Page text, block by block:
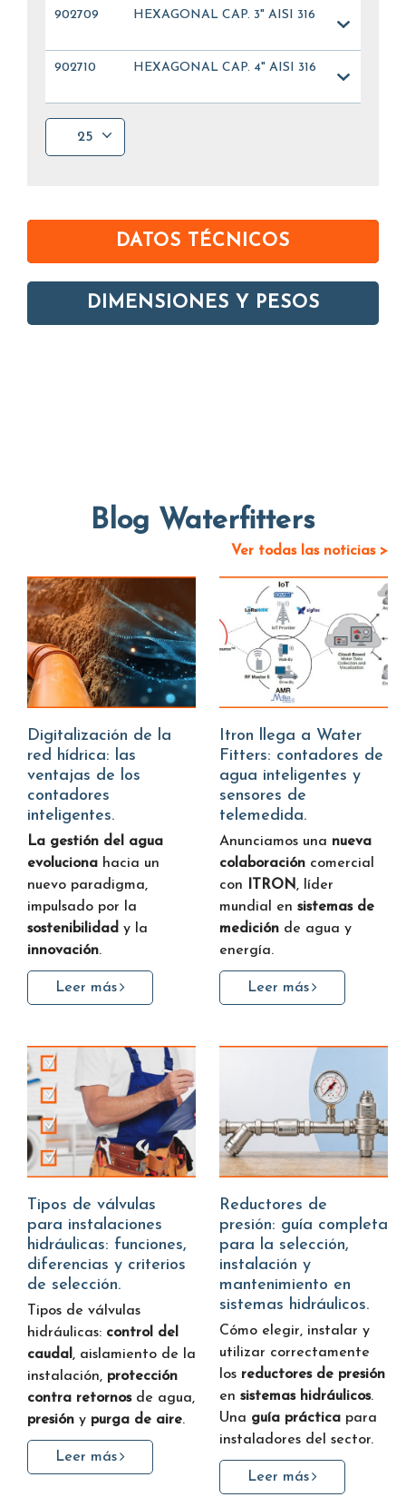
902709 HEXAGONAL CAP. 3" AISI 316
902710 HEXAGONAL CAP. 4" AISI 316
25
DATOS TÉCNICOS
DIMENSIONES Y PESOS
Blog Waterfitters
Ver todas las noticias >
Digitalización de la
red hídrica: las
ventajas de los
contadores
inteligentes.
La gestión del agua
evoluciona hacia un
nuevo paradigma,
impulsado por la
sostenibilidad y la
innovación.
Leer más
Itron llega a Water
Fitters: contadores de
agua inteligentes y
sensores de
telemedida.
Anunciamos una nueva
colaboración comercial
con ITRON, líder
mundial en sistemas de
medición de agua y
energía.
Leer más
Tipos de válvulas
para instalaciones
hidráulicas: funciones,
diferencias y criterios
de selección.
Tipos de válvulas
hidráulicas: control del
caudal, aislamiento de la
instalación, protección
contra retornosde agua,
presión y purga de aire.
Leer más
Reductores de
presión: guía completa
para la selección,
instalación y
mantenimiento en
sistemas hidráulicos.
Cómo elegir, instalar y
utilizar correctamente
los reductores de presión
en sistemas hidráulicos.
Una guía práctica para
instaladores del sector.
Leer más